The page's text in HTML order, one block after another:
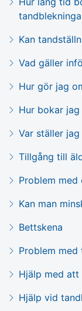
Kan
Vad gäller
Hur gör jag
Hur bokar
Var ställer
Tillgång till
Problem med
Kan man
Bettskena
Problem
Hjälp med att
Hjälp vid